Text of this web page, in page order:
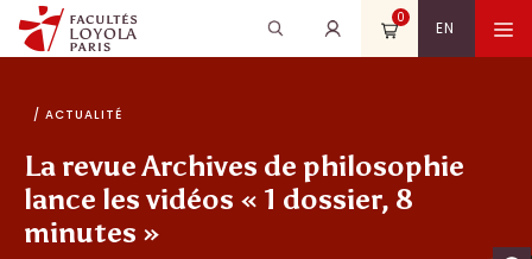
au
contenu
EN
0
Recherche
pour
Rechercher
/ ACTUALITÉ
La revue Archives de philosophie
lance les vidéos « 1 dossier, 8
minutes »